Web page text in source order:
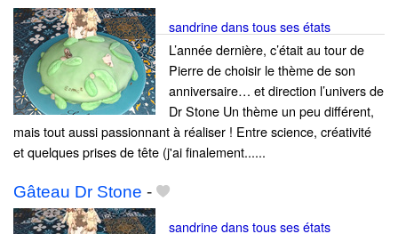
sandrine dans tous ses états
L’année dernière, c’était au tour de
Pierre de choisir le thème de son
anniversaire… et direction l’univers de
Dr Stone Un thème un peu différent,
mais tout aussi passionnant à réaliser ! Entre science, créativité
et quelques prises de tête (j'ai finalement......
Gâteau Dr Stone -
sandrine dans tous ses états